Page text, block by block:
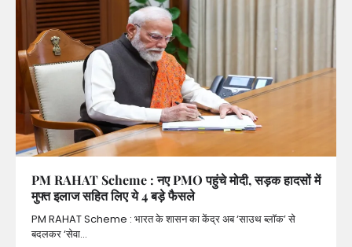
PM RAHAT Scheme : नए PMO पहुंचे मोदी, सड़क हादसों में
मुफ्त इलाज सहित लिए ये 4 बड़े फैसले
PM RAHAT Scheme : भारत के शासन का केंद्र अब ‘साउथ ब्लॉक’ से
बदलकर ‘सेवा…